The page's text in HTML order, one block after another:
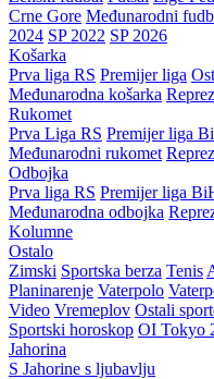
Crne Gore Međunarodni
2024 SP 2022 SP 2026
Košarka
Prva liga RS Premijer liga
Međunarodna košarka
Rukomet
Prva Liga RS Premijer liga
Međunarodni rukomet
Odbojka
Prva liga RS Premijer liga
Međunarodna odbojka
Kolumne
Ostalo
Zimski Sportska berza Tenis
Planinarenje Vaterpolo
Video Vremeplov Ostali
Sportski horoskop OI Tokyo
Jahorina
S Jahorine s ljubavlju